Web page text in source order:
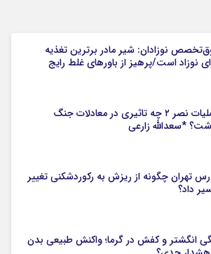
نوزادان: شیر مادر برترین تغذیه
نوزاد است/پرهیز از باورهای غلط رایج
عملیات نصر ۲ چه تاثیری در معادلات جنگ
*سعدالله زارعی
تهران چگونه از ریزش به رکوردشکنی تغییر
داد؟
انگشتر و کفش در گرما؛ واکنش طبیعی بدن